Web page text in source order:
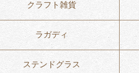
クラフト雑貨
ラガディ
ステンドグラス